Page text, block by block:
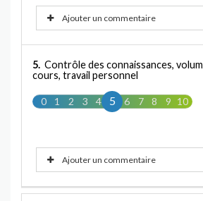
Ajouter un commentaire
5. Contrôle des connaissances,
cours, travail personnel
5
0 1 2 3 4 5 6 7 8 9 10
Ajouter un commentaire